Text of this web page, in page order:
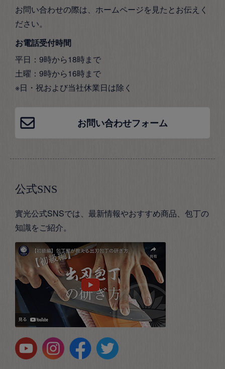
お問い合わせの際は、ホームページを見たとお伝えく
ださい。
お電話受付時間
平日：9時から18時まで
土曜：9時から16時まで
※日・祝および当社休業日は除く
お問い合わせフォーム
公式SNS
實光公式SNSでは、最新情報やおすすめ商品、包丁の
知識をご紹介。